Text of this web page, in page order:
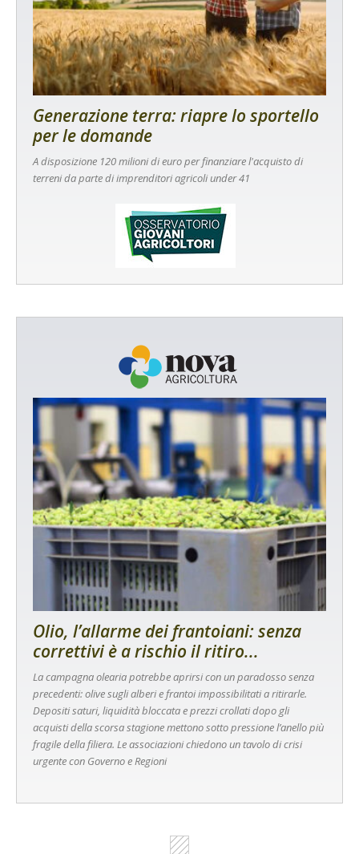
Generazione terra: riapre lo sportello
per le domande
A disposizione 120 milioni di euro per finanziare l'acquisto di
terreni da parte di imprenditori agricoli under 41
Olio, l’allarme dei frantoiani: senza
correttivi è a rischio il ritiro...
La campagna olearia potrebbe aprirsi con un paradosso senza
precedenti: olive sugli alberi e frantoi impossibilitati a ritirarle.
Depositi saturi, liquidità bloccata e prezzi crollati dopo gli
acquisti della scorsa stagione mettono sotto pressione l’anello più
fragile della filiera. Le associazioni chiedono un tavolo di crisi
urgente con Governo e Regioni